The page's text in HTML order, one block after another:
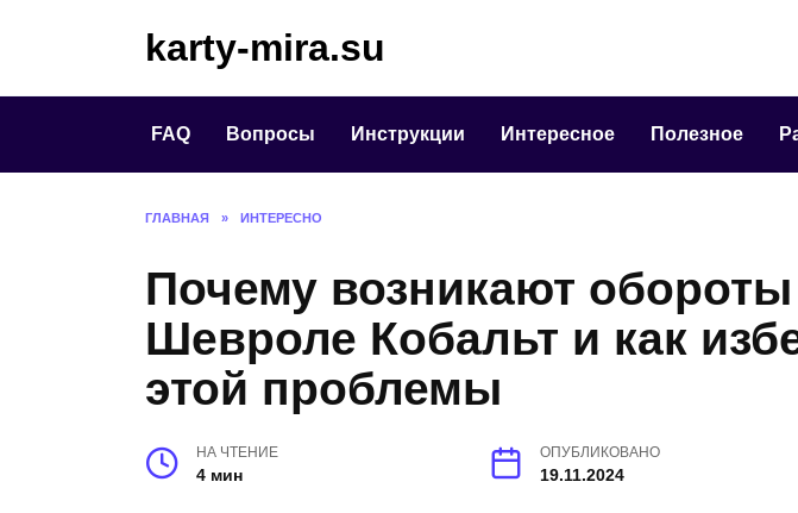
karty-mira.su
FAQ Вопросы Инструкции Интересное Полезное
ГЛАВНАЯ » ИНТЕРЕСНО
Почему возникают
Шевроле Кобальт и как
этой проблемы
НА ЧТЕНИЕ
4 мин
ОПУБЛИКОВАНО
19.11.2024